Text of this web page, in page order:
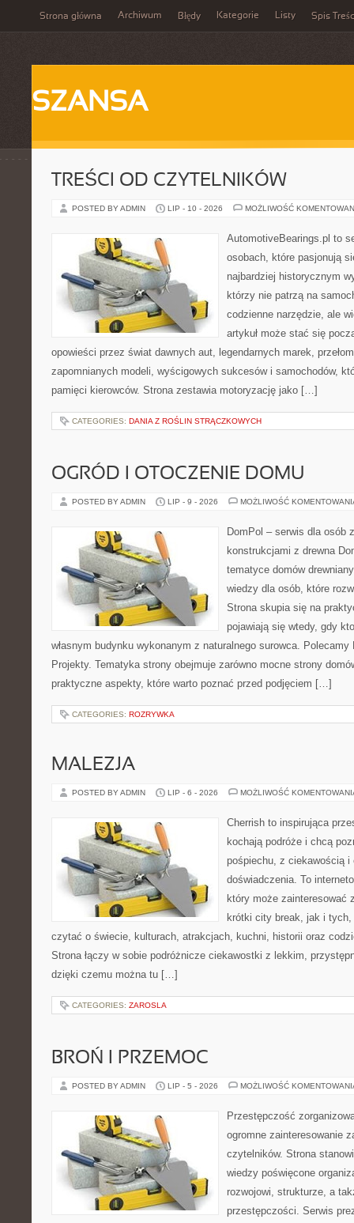
Strona główna Archiwum Błędy Kategorie Listy Spis
SZANSA
TREŚCI OD CZYTELNIKÓW
POSTED BY ADMIN LIP - 10 - 2026 MOŻLIWOŚĆ
AutomotiveBearings.pl to
osobach, które pasjonują
najbardziej historycznym
którzy nie patrzą na
codzienne narzędzie, ale
artykuł może stać się
opowieści przez świat dawnych aut, legendarnych marek,
zapomnianych modeli, wyścigowych sukcesów i samochodów,
pamięci kierowców. Strona zestawia motoryzację jako […]
CATEGORIES: DANIA Z ROŚLIN STRĄCZKOWYCH
OGRÓD I OTOCZENIE DOMU
POSTED BY ADMIN LIP - 9 - 2026 MOŻLIWOŚĆ
DomPol – serwis dla osób
konstrukcjami z drewna
tematyce domów
wiedzy dla osób, które
Strona skupia się na
pojawiają się wtedy, gdy
własnym budynku wykonanym z naturalnego surowca.
Projekty. Tematyka strony obejmuje zarówno mocne strony
praktyczne aspekty, które warto poznać przed podjęciem […]
CATEGORIES: ROZRYWKA
MALEZJA
POSTED BY ADMIN LIP - 6 - 2026 MOŻLIWOŚĆ
Cherrish to inspirująca
kochają podróże i chcą
pośpiechu, z ciekawością i
doświadczenia. To
który może zainteresować
krótki city break, jak i
czytać o świecie, kulturach, atrakcjach, kuchni, historii oraz
Strona łączy w sobie podróżnicze ciekawostki z lekkim,
dzięki czemu można tu […]
CATEGORIES: ZAROSLA
BROŃ I PRZEMOC
POSTED BY ADMIN LIP - 5 - 2026 MOŻLIWOŚĆ
Przestępczość
ogromne zainteresowanie
czytelników. Strona
wiedzy poświęcone
rozwojowi, strukturze, a
przestępczości. Serwis